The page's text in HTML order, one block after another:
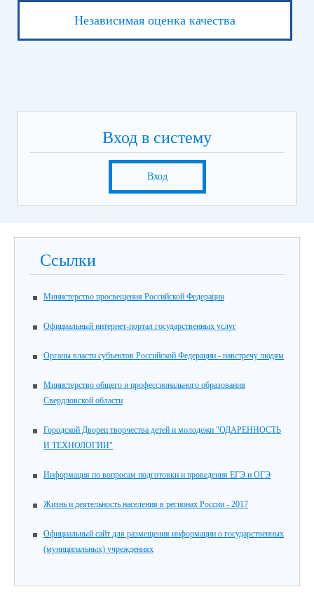
Независимая оценка качества
Вход в систему
Вход
Ссылки
Министерство просвещения Российской Федерации
Официальный интернет-портал государственных услуг
Органы власти субъектов Российской Федерации - навстречу людям
Министерство общего и профессионального образования
Свердловской области
Городской Дворец творчества детей и молодежи "ОДАРЕННОСТЬ
И ТЕХНОЛОГИИ"
Информация по вопросам подготовки и проведения ЕГЭ и ОГЭ
Жизнь и деятельность населения в регионах России - 2017
Официальный сайт для размещения информации о государственных
(муниципальных) учреждениях